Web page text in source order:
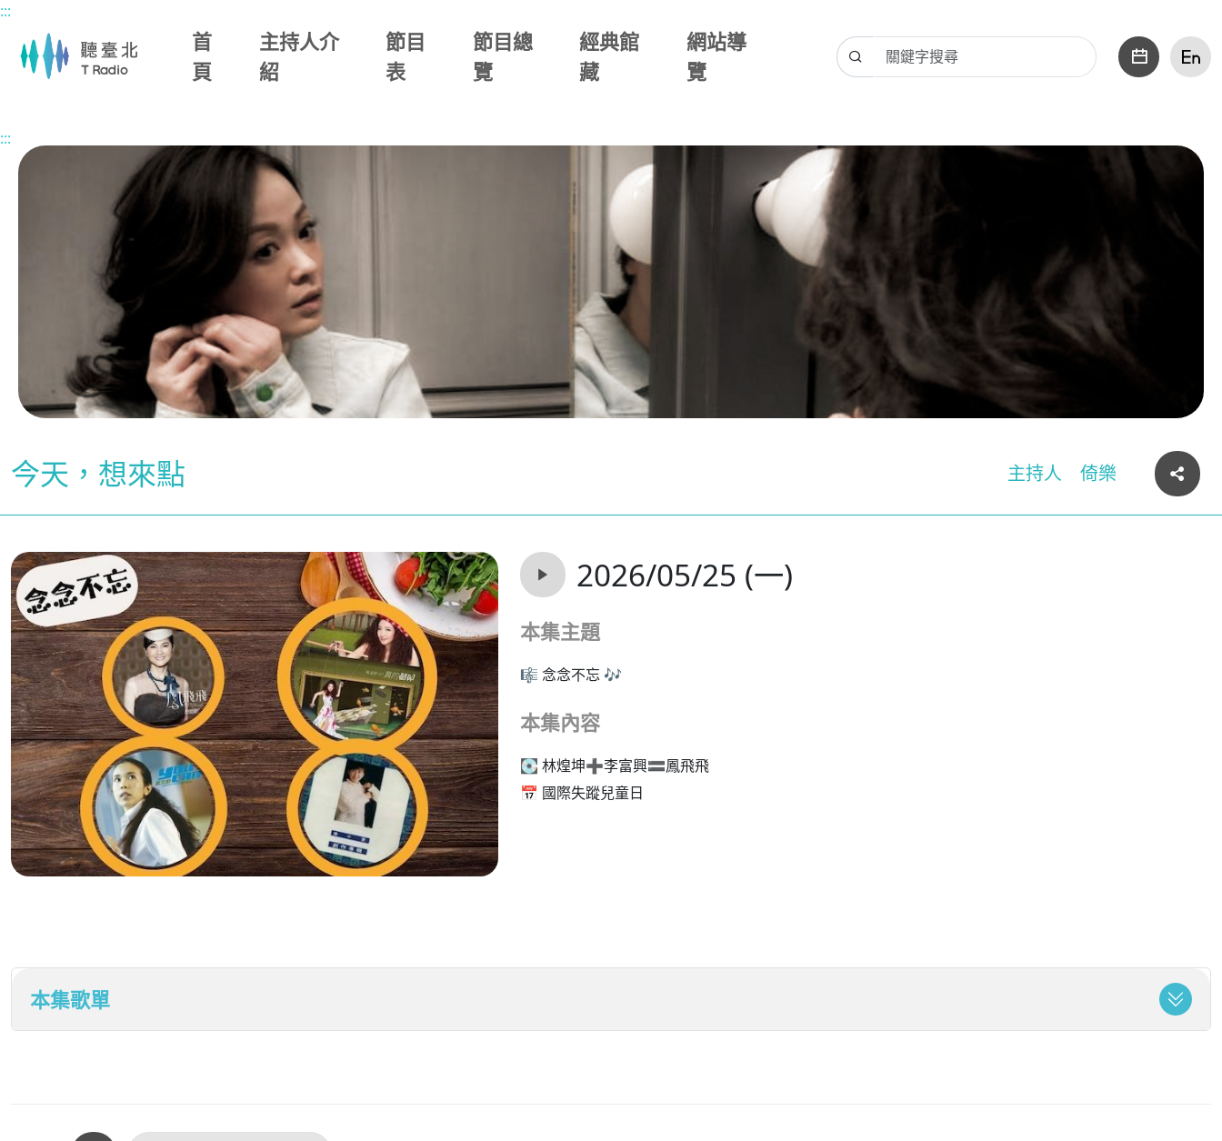
主要內容區塊
:::
首
頁
主持人介
紹
節目
表
節目總
覽
經典館
藏
網站導
覽
:::
今天，想來點 主持人 倚樂
2026/05/25 (一)
本集主題
🎼 念念不忘 🎶
本集內容
💽 林煌坤➕李富興🟰鳳飛飛
📅 國際失蹤兒童日
本集歌單